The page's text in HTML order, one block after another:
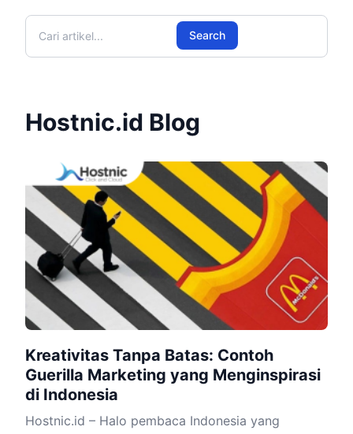
Cari artikel
Search
Hostnic.id Blog
Kreativitas Tanpa Batas: Contoh
Guerilla Marketing yang Menginspirasi
di Indonesia
Hostnic.id – Halo pembaca Indonesia yang